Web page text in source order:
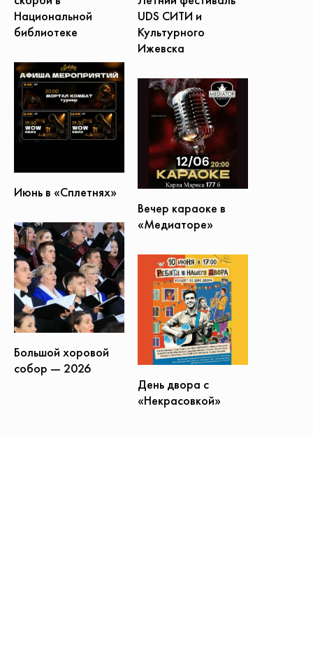
Национальной
библиотеке
UDS СИТИ и
Культурного
Ижевска
Июнь в «Сплетнях»
Вечер караоке в
«Медиаторе»
Большой хоровой
собор — 2026
День двора с
«Некрасовкой»